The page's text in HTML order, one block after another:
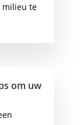
milieu te
om uw